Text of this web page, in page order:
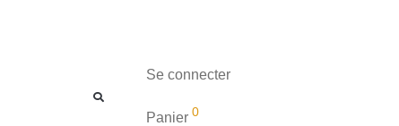
Se connecter
Panier 0